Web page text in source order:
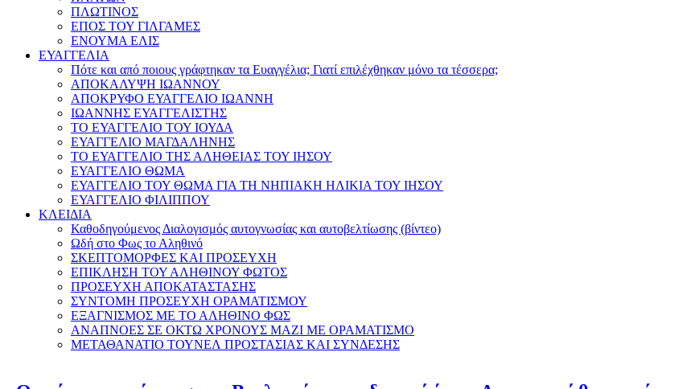
ΠΛΩΤΙΝΟΣ
ΕΠΟΣ ΤΟΥ ΓΙΛΓΑΜΕΣ
ΕΝΟΥΜΑ ΕΛΙΣ
ΕΥΑΓΓΕΛΙΑ
Πότε και από ποιους γράφτηκαν τα Ευαγγέλια; Γιατί επιλέχθηκαν μόνο τα τέσσερα;
ΑΠΟΚΑΛΥΨΗ ΙΩΑΝΝΟΥ
ΑΠΟΚΡΥΦΟ ΕΥΑΓΓΕΛΙΟ ΙΩΑΝΝΗ
ΙΩΑΝΝΗΣ ΕΥΑΓΓΕΛΙΣΤΗΣ
ΤΟ ΕΥΑΓΓΕΛΙΟ ΤΟΥ ΙΟΥΔΑ
ΕΥΑΓΓΕΛΙΟ ΜΑΓΔΑΛΗΝΗΣ
ΤΟ ΕΥΑΓΓΕΛΙΟ ΤΗΣ ΑΛΗΘΕΙΑΣ ΤΟΥ ΙΗΣΟΥ
ΕΥΑΓΓΕΛΙΟ ΘΩΜΑ
ΕΥΑΓΓΕΛΙΟ ΤΟΥ ΘΩΜΑ ΓΙΑ ΤΗ ΝΗΠΙΑΚΗ ΗΛΙΚΙΑ ΤΟΥ ΙΗΣΟΥ
ΕΥΑΓΓΕΛΙΟ ΦΙΛΙΠΠΟΥ
ΚΛΕΙΔΙΑ
Καθοδηγούμενος Διαλογισμός αυτογνωσίας και αυτοβελτίωσης (βίντεο)
Ωδή στο Φως το Αληθινό
ΣΚΕΠΤΟΜΟΡΦΕΣ ΚΑΙ ΠΡΟΣΕΥΧΗ
ΕΠΙΚΛΗΣΗ ΤΟΥ ΑΛΗΘΙΝΟΥ ΦΩΤΟΣ
ΠΡΟΣΕΥΧΗ ΑΠΟΚΑΤΑΣΤΑΣΗΣ
ΣΥΝΤΟΜΗ ΠΡΟΣΕΥΧΗ ΟΡΑΜΑΤΙΣΜΟΥ
ΕΞΑΓΝΙΣΜΟΣ ΜΕ ΤΟ ΑΛΗΘΙΝΟ ΦΩΣ
ΑΝΑΠΝΟΕΣ ΣΕ ΟΚΤΩ ΧΡΟΝΟΥΣ ΜΑΖΙ ΜΕ ΟΡΑΜΑΤΙΣΜΟ
ΜΕΤΑΘΑΝΑΤΙΟ ΤΟΥΝΕΛ ΠΡΟΣΤΑΣΙΑΣ ΚΑΙ ΣΥΝΔΕΣΗΣ